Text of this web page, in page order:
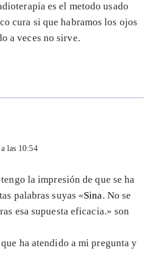
es el metodo usado
cura si que habramos los ojos
a veces no sirve.
las 10:54
tengo la impresión de que se ha
palabras suyas «Sina. No se
esa supuesta eficacia.» son
ha atendido a mi pregunta y